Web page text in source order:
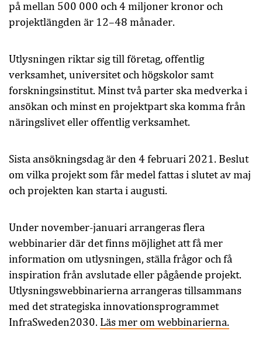
på mellan 500 000 och 4 miljoner kronor och
projektlängden är 12–48 månader.
Utlysningen riktar sig till företag, offentlig
verksamhet, universitet och högskolor samt
forskningsinstitut. Minst två parter ska medverka i
ansökan och minst en projektpart ska komma från
näringslivet eller offentlig verksamhet.
Sista ansökningsdag är den 4 februari 2021. Beslut
om vilka projekt som får medel fattas i slutet av maj
och projekten kan starta i augusti.
Under november-januari arrangeras flera
webbinarier där det finns möjlighet att få mer
information om utlysningen, ställa frågor och få
inspiration från avslutade eller pågående projekt.
Utlysningswebbinarierna arrangeras tillsammans
med det strategiska innovationsprogrammet
InfraSweden2030. Läs mer om webbi­narierna.